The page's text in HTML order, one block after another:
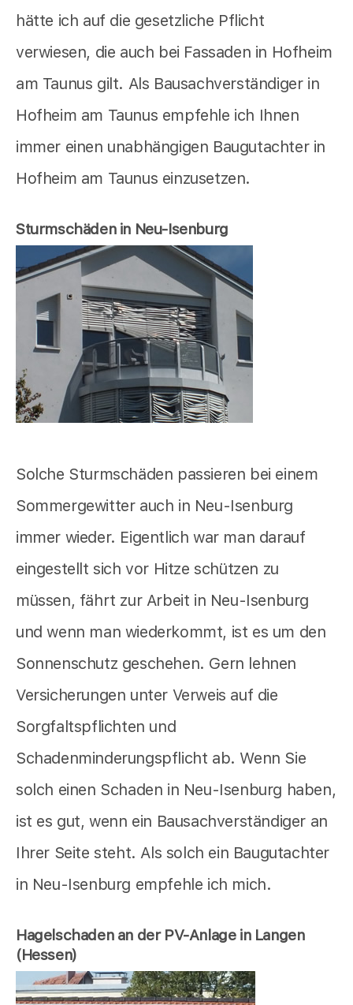
hätte ich auf die gesetzliche Pflicht
verwiesen, die auch bei Fassaden in Hofheim
am Taunus gilt. Als Bausachverständiger in
Hofheim am Taunus empfehle ich Ihnen
immer einen unabhängigen Baugutachter in
Hofheim am Taunus einzusetzen.
Sturmschäden in Neu-Isenburg
Solche Sturmschäden passieren bei einem
Sommergewitter auch in Neu-Isenburg
immer wieder. Eigentlich war man darauf
eingestellt sich vor Hitze schützen zu
müssen, fährt zur Arbeit in Neu-Isenburg
und wenn man wiederkommt, ist es um den
Sonnenschutz geschehen. Gern lehnen
Versicherungen unter Verweis auf die
Sorgfaltspflichten und
Schadenminderungspflicht ab. Wenn Sie
solch einen Schaden in Neu-Isenburg haben,
ist es gut, wenn ein Bausachverständiger an
Ihrer Seite steht. Als solch ein Baugutachter
in Neu-Isenburg empfehle ich mich.
Hagelschaden an der PV-Anlage in Langen
(Hessen)